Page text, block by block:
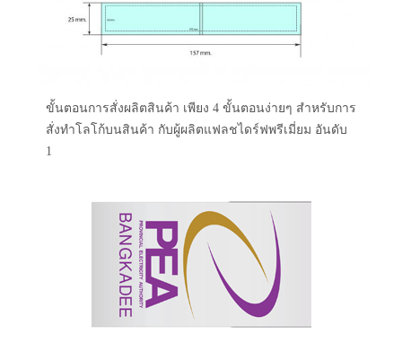
ขั้นตอนการสั่งผลิตสินค้า เพียง 4 ขั้นตอนง่ายๆ สำหรับการ
สั่งทำโลโก้บนสินค้า กับผู้ผลิตแฟลชไดร์ฟพรีเมี่ยม อันดับ
1